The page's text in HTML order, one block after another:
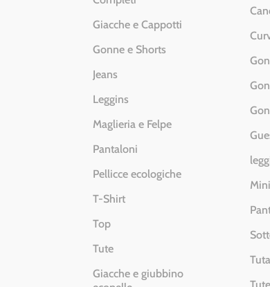
Giacche e Cappotti
Gonne e Shorts
Jeans
Leggins
Maglieria e Felpe
Pantaloni
Pellicce ecologiche
T-Shirt
Top
Tute
Giacche e giubbino